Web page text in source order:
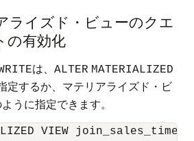
ライズド・ビューのクエ
の有効化
は、 ALTER MATERIALIZED
定するか、マテリアライズド・ビ
うに指定できます。
VIEW